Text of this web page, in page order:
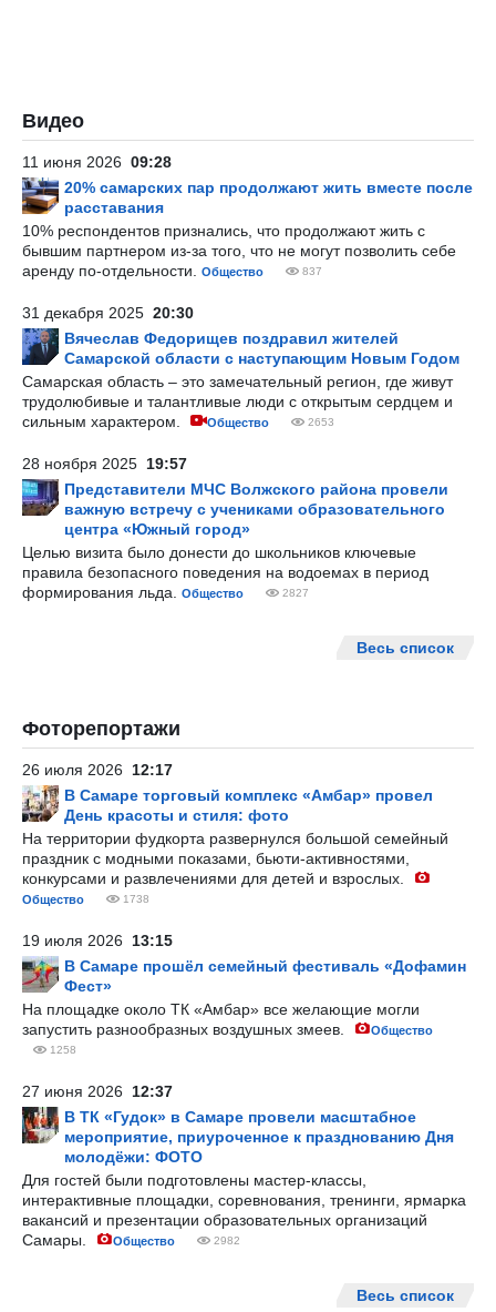
Видео
11 июня 2026 09:28
20% самарских пар продолжают жить вместе после
расставания
10% респондентов признались, что продолжают жить с
бывшим партнером из-за того, что не могут позволить себе
аренду по-отдельности.
Общество 837
31 декабря 2025 20:30
Вячеслав Федорищев поздравил жителей
Самарской области с наступающим Новым Годом
Самарская область – это замечательный регион, где живут
трудолюбивые и талантливые люди с открытым сердцем и
сильным характером.
Общество 2653
28 ноября 2025 19:57
Представители МЧС Волжского района провели
важную встречу с учениками образовательного
центра «Южный город»
Целью визита было донести до школьников ключевые
правила безопасного поведения на водоемах в период
формирования льда.
Общество 2827
Весь список
Фоторепортажи
26 июля 2026 12:17
В Самаре торговый комплекс «Амбар» провел
День красоты и стиля: фото
На территории фудкорта развернулся большой семейный
праздник с модными показами, бьюти-активностями,
конкурсами и развлечениями для детей и взрослых.
Общество 1738
19 июля 2026 13:15
В Самаре прошёл семейный фестиваль «Дофамин
Фест»
На площадке около ТК «Амбар» все желающие могли
запустить разнообразных воздушных змеев.
Общество
1258
27 июня 2026 12:37
В ТК «Гудок» в Самаре провели масштабное
мероприятие, приуроченное к празднованию Дня
молодёжи: ФОТО
Для гостей были подготовлены мастер-классы,
интерактивные площадки, соревнования, тренинги, ярмарка
вакансий и презентации образовательных организаций
Самары.
Общество 2982
Весь список